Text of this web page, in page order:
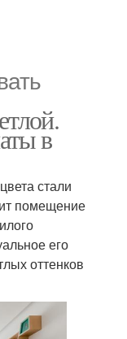
в
стали
помещение
его
оттенков